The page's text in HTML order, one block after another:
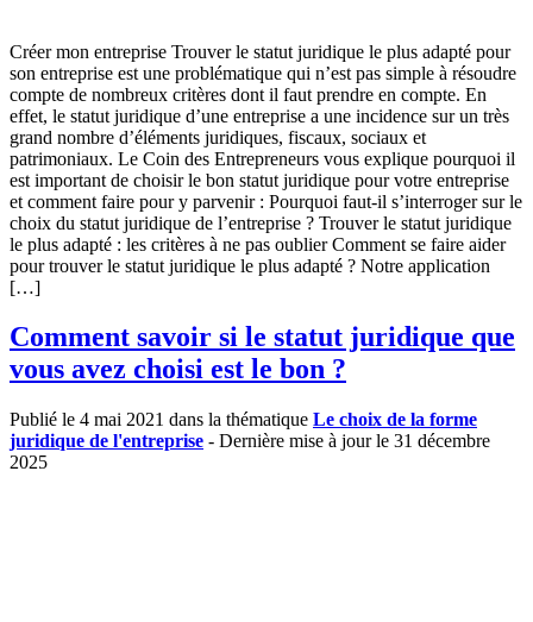
Créer mon entreprise Trouver le statut juridique le plus adapté pour
son entreprise est une problématique qui n’est pas simple à résoudre
compte de nombreux critères dont il faut prendre en compte. En
effet, le statut juridique d’une entreprise a une incidence sur un très
grand nombre d’éléments juridiques, fiscaux, sociaux et
patrimoniaux. Le Coin des Entrepreneurs vous explique pourquoi il
est important de choisir le bon statut juridique pour votre entreprise
et comment faire pour y parvenir : Pourquoi faut-il s’interroger sur le
choix du statut juridique de l’entreprise ? Trouver le statut juridique
le plus adapté : les critères à ne pas oublier Comment se faire aider
pour trouver le statut juridique le plus adapté ? Notre application
[…]
Comment savoir si le statut juridique que
vous avez choisi est le bon ?
Publié le 4 mai 2021 dans la thématique Le choix de la forme
juridique de l'entreprise - Dernière mise à jour le 31 décembre
2025